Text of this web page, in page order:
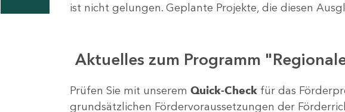
ist nicht gelungen. Geplante Projekte, die diesen
Aktuelles zum Programm
Prüfen Sie mit unserem Quick-Check für das
grundsätzlichen Fördervoraussetzungen der